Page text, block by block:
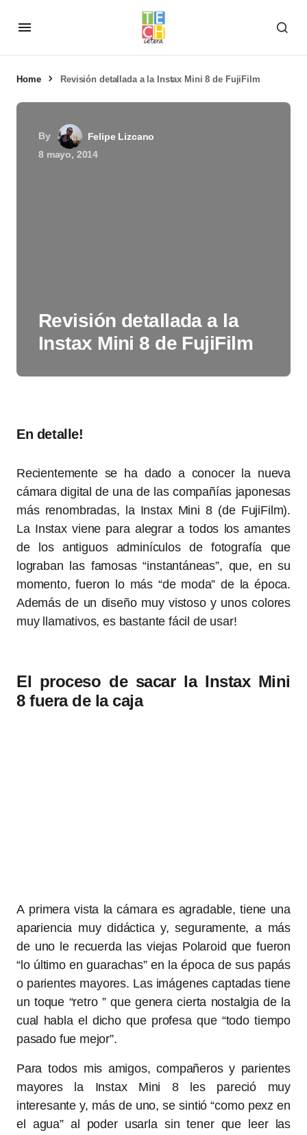
Home Revisión detallada a la Instax Mini 8 de FujiFilm
By
Felipe Lizcano
8 mayo, 2014
Revisión detallada a la
Instax Mini 8 de FujiFilm
En detalle!
Recientemente se ha dado a conocer la nueva
cámara digital de una de las compañías japonesas
más renombradas, la Instax Mini 8 (de FujiFilm).
La Instax viene para alegrar a todos los amantes
de los antiguos adminículos de fotografía que
lograban las famosas “instantáneas”, que, en su
momento, fueron lo más “de moda” de la época.
Además de un diseño muy vistoso y unos colores
muy llamativos, es bastante fácil de usar!
El proceso de sacar la Instax Mini
8 fuera de la caja
A primera vista la cámara es agradable, tiene una
apariencia muy didáctica y, seguramente, a más
de uno le recuerda las viejas Polaroid que fueron
“lo último en guarachas” en la época de sus papás
o parientes mayores. Las imágenes captadas tiene
un toque “retro ” que genera cierta nostalgia de la
cual habla el dicho que profesa que “todo tiempo
pasado fue mejor”.
Para todos mis amigos, compañeros y parientes
mayores la Instax Mini 8 les pareció muy
interesante y, más de uno, se sintió “como pexz en
el agua” al poder usarla sin tener que leer las